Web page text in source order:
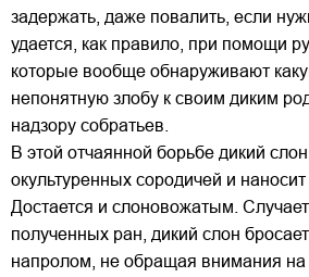
задержать, даже повалить, если
удается, как правило, при помощи
которые вообще обнаруживают
непонятную злобу к своим диким
надзору собратьев.
В этой отчаянной борьбе дикий
окультуренных сородичей и
Достается и слоновожатым.
полученных ран, дикий слон
напролом, не обращая внимания на